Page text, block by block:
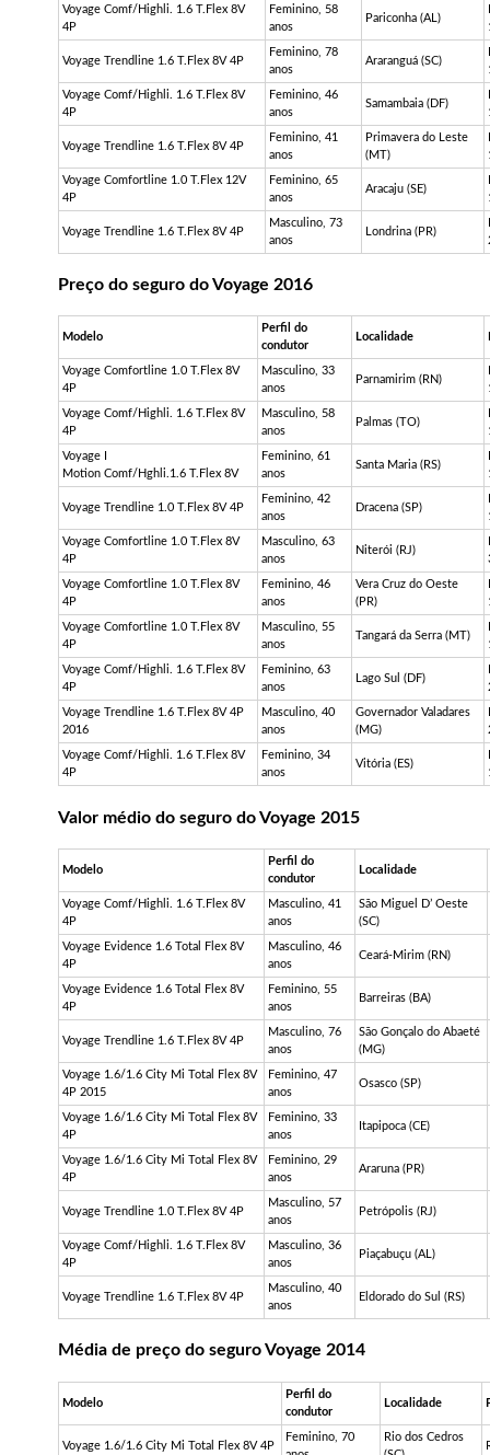
Voyage Comf/ Highli . 1.6 T.Flex8V
4P
Feminino, 58
anos
Pariconha(AL)
Voyage Trendline1.6 T.Flex8V 4P
Feminino, 78
anos
Araranguá (SC)
Voyage Comf/ Highli . 1.6 T.Flex8V
4P
Feminino, 46
anos
Samambaia (DF)
Voyage Trendline1.6 T.Flex8V 4P
Feminino, 41
anos
Primavera do Leste
(MT)
Voyage Comfortline1.0 T.Flex12V
4P
Feminino, 65
anos
Aracaju (SE)
Voyage Trendline1.6 T.Flex8V 4P
Masculino, 73
anos
Londrina (PR)
Preço do seguro do Voyage 2016
Modelo
Perfil do
condutor
Localidade
Voyage Comfortline1.0 T.Flex8V
4P
Masculino, 33
anos
Parnamirim (RN)
Voyage Comf/ Highli. 1.6 T.Flex8V
4P
Masculino, 58
anos
Palmas (TO)
Voyage I
Motion Comf/Hghli.1.6 T.Flex8V
Feminino, 61
anos
Santa Maria (RS)
Voyage Trendline1.0 T.Flex8V 4P
Feminino, 42
anos
Dracena (SP)
Voyage Comfortline1.0 T.Flex8V
4P
Masculino, 63
anos
Niterói (RJ)
Voyage Comfortline1.0 T.Flex8V
4P
Feminino, 46
anos
Vera Cruz do Oeste
(PR)
Voyage Comfortline1.0 T.Flex8V
4P
Masculino, 55
anos
Tangará da Serra (MT)
Voyage Comf/ Highli. 1.6 T.Flex8V
4P
Feminino, 63
anos
Lago Sul (DF)
Voyage Trendline1.6 T.Flex8V 4P
2016
Masculino, 40
anos
Governador Valadares
(MG)
Voyage Comf/ Highli. 1.6 T.Flex8V
4P
Feminino, 34
anos
Vitória (ES)
Valor médio do seguro do Voyage 2015
Modelo
Perfil do
condutor
Localidade
Voyage Comf/ Highli . 1.6 T.Flex8V
4P
Masculino, 41
anos
São Miguel D’ Oeste
(SC)
Voyage Evidence1.6 Total Flex 8V
4P
Masculino, 46
anos
Ceará-Mirim (RN)
Voyage Evidence1.6 Total Flex 8V
4P
Feminino, 55
anos
Barreiras (BA)
Voyage Trendline1.6 T.Flex8V 4P
Masculino, 76
anos
São Gonçalo do Abaeté
(MG)
Voyage 1.6/1.6 City Mi Total Flex 8V
4P 2015
Feminino, 47
anos
Osasco (SP)
Voyage 1.6/1.6 City Mi Total Flex 8V
4P
Feminino, 33
anos
Itapipoca (CE)
Voyage 1.6/1.6 City Mi Total Flex 8V
4P
Feminino, 29
anos
Araruna (PR)
Voyage Trendline1.0 T.Flex8V 4P
Masculino, 57
anos
Petrópolis (RJ)
Voyage Comf/ Highli . 1.6 T.Flex8V
4P
Masculino, 36
anos
Piaçabuçu (AL)
Voyage Trendline1.6 T.Flex8V 4P
Masculino, 40
anos
Eldorado do Sul (RS)
Média de preço do seguro Voyage 2014
Modelo
Perfil do
condutor
Localidade
Voyage 1.6/1.6 City Mi Total Flex 8V 4P
Feminino, 70
Rio dos Cedros